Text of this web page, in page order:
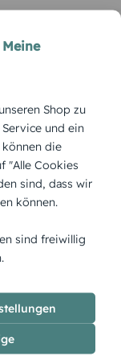
mit Zylinder –
die das
mit ganz viel
Shop zu
und ein
die
"Alle Cookies
sind, dass wir
können.
sind freiwillig